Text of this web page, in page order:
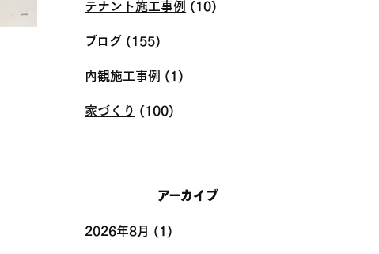
テナント施工事例 (10)
ブログ (155)
内観施工事例 (1)
家づくり (100)
アーカイブ
2026年8月 (1)